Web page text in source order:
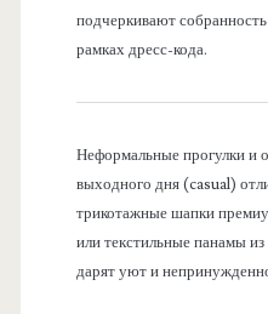
подчеркивают собранность
рамках дресс-кода.
Неформальные прогулки и
выходного дня (casual)
трикотажные шапки
или текстильные панамы
дарят уют и